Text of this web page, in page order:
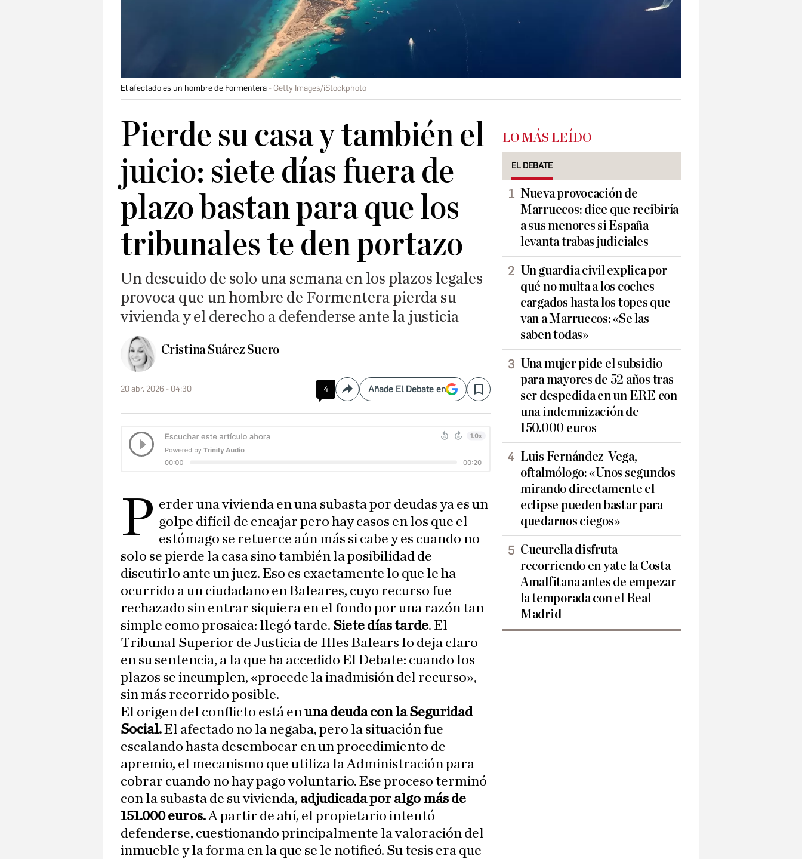
El afectado es un hombre de Formentera Getty Images/iStockphoto
Pierde su casa y también el
juicio: siete días fuera de
plazo bastan para que los
tribunales te den portazo
Un descuido de solo una semana en los plazos legales
provoca que un hombre de Formentera pierda su
vivienda y el derecho a defenderse ante la justicia
Cristina Suárez Suero
20 abr. 2026 - 04:30 4 CompartirAñade El Debate en Save
P erder una vivienda en una subasta por deudas ya es un
golpe difícil de encajar pero hay casos en los que el
estómago se retuerce aún más si cabe y es cuando no
solo se pierde la casa sino también la posibilidad de
discutirlo ante un juez. Eso es exactamente lo que le ha
ocurrido a un ciudadano en Baleares, cuyo recurso fue
rechazado sin entrar siquiera en el fondo por una razón tan
simple como prosaica: llegó tarde. Siete días tarde. El
Tribunal Superior de Justicia de Illes Balears lo deja claro
en su sentencia, a la que ha accedido El Debate: cuando los
plazos se incumplen, «procede la inadmisión del recurso»,
sin más recorrido posible.
El origen del conflicto está enuna deuda con la Seguridad
Social.El afectado no la negaba, pero la situación fue
escalando hasta desembocar en un procedimiento de
apremio, el mecanismo que utiliza la Administración para
cobrar cuando no hay pago voluntario. Ese proceso terminó
con la subasta de su vivienda, adjudicada por algo más de
151.000 euros.A partir de ahí, el propietario intentó
defenderse, cuestionando principalmente la valoración del
inmueble y la forma en la que se le notificó. Su tesis era que
LO MÁS LEÍDO
EL DEBATE
Nueva provocación de
Marruecos: dice que recibiría
a sus menores si España
levanta trabas judiciales
Un guardia civil explica por
qué no multa a los coches
cargados hasta los topes que
van a Marruecos: «Se las
saben todas»
Una mujer pide el subsidio
para mayores de 52 años tras
ser despedida en un ERE con
una indemnización de
150.000 euros
Luis Fernández-Vega,
oftalmólogo: «Unos segundos
mirando directamente el
eclipse pueden bastar para
quedarnos ciegos»
Cucurella disfruta
recorriendo en yate la Costa
Amalfitana antes de empezar
la temporada con el Real
Madrid